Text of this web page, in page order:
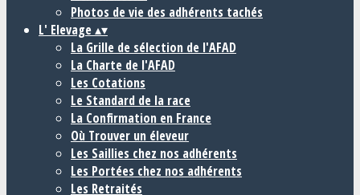
Photos de vie des adhérents tachés
L' Elevage▴▾
La Grille de sélection de l'AFAD
La Charte de l'AFAD
Les Cotations
Le Standard de la race
La Confirmation en France
Où Trouver un éleveur
Les Saillies chez nos adhérents
Les Portées chez nos adhérents
Les Retraités